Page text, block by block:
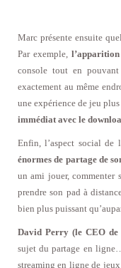
Marc présente ensuite
Par exemple,l’apparition
console tout en
exactement au même
une expérience de jeu
immédiat avec le
Enfin, l’aspect social de
énormes de partage de
un ami jouer, commenter
prendre son pad à
bien plus puissant
David Perry (le CEO de
sujet du partage en
streaming en ligne de